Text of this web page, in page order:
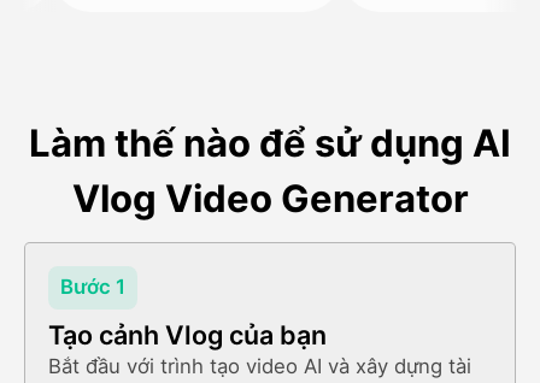
Làm thế nào để sử dụng AI
Vlog Video Generator
Bước 1
Tạo cảnh Vlog của bạn
Bắt đầu với trình tạo video AI và xây dựng tài